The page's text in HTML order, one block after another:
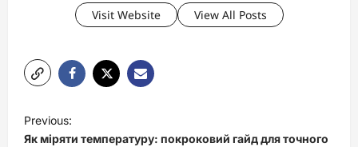
Visit Website View All Posts
P
o
Previous:
Як міряти температуру: покроковий гайд для точного